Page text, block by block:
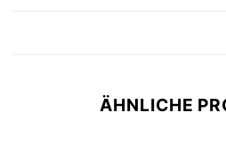
ÄHNLICHE